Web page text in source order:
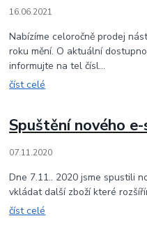
16.06.2021
Nabízíme celoročně prodej
roku mění. O aktuální
informujte na tel čísl...
číst celé
Spuštění nového
07.11.2020
Dne 7.11.. 2020 jsme spustili
vkládat další zboží které
číst celé